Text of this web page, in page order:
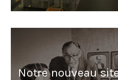
Notre nouveau